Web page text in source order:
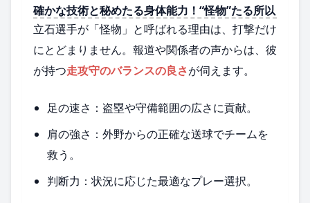
確かな技術と秘めたる身体能力！“怪物”たる所以
立石選手が「怪物」と呼ばれる理由は、打撃だけ
にとどまりません。報道や関係者の声からは、彼
が持つ走攻守のバランスの良さが伺えます。
足の速さ：盗塁や守備範囲の広さに貢献。
肩の強さ：外野からの正確な送球でチームを
救う。
判断力：状況に応じた最適なプレー選択。